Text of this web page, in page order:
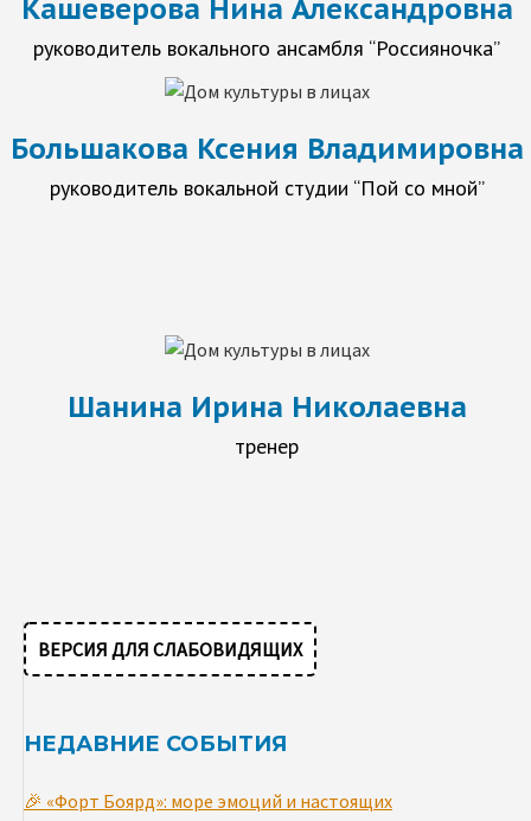
Кашеверова Нина Александровна
руководитель вокального ансамбля “Россияночка”
Большакова Ксения Владимировна
руководитель вокальной студии “Пой со мной”
Шанина Ирина Николаевна
тренер
ВЕРСИЯ ДЛЯ СЛАБОВИДЯЩИХ
НЕДАВНИЕ СОБЫТИЯ
🎉 «Форт Боярд»: море эмоций и настоящих